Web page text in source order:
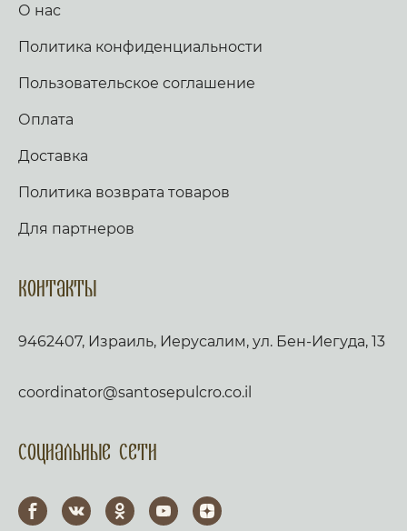
О нас
Политика конфиденциальности
Пользовательское соглашение
Оплата
Доставка
Политика возврата товаров
Для партнеров
Контакты
9462407, Израиль, Иерусалим, ул. Бен-Иегуда, 13
coordinator@santosepulcro.co.il
Социальные сети